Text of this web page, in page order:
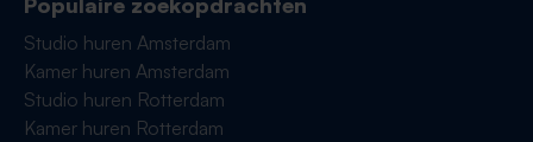
Studio huren Amsterdam
Kamer huren Amsterdam
Studio huren Rotterdam
Kamer huren Rotterdam